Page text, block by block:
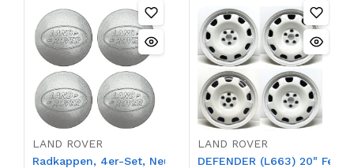
LAND ROVER
Radkappen, 4er-Set, Neu, RANGE ROVER P38,
LAND ROVER
DEFENDER (L663) 20"